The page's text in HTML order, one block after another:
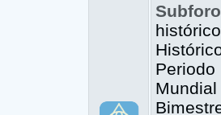
Periodo